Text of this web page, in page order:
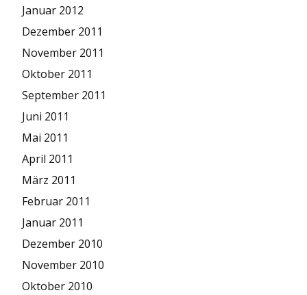
Januar 2012
Dezember 2011
November 2011
Oktober 2011
September 2011
Juni 2011
Mai 2011
April 2011
März 2011
Februar 2011
Januar 2011
Dezember 2010
November 2010
Oktober 2010